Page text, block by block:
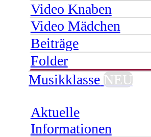
Video Knaben
Video Mädchen
Beiträge
Folder
Musikklasse NEU
Aktuelle
Informationen